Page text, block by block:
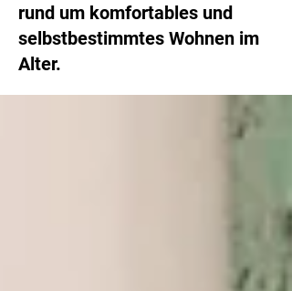
rund um komfortables und
selbstbestimmtes Wohnen im
Alter.